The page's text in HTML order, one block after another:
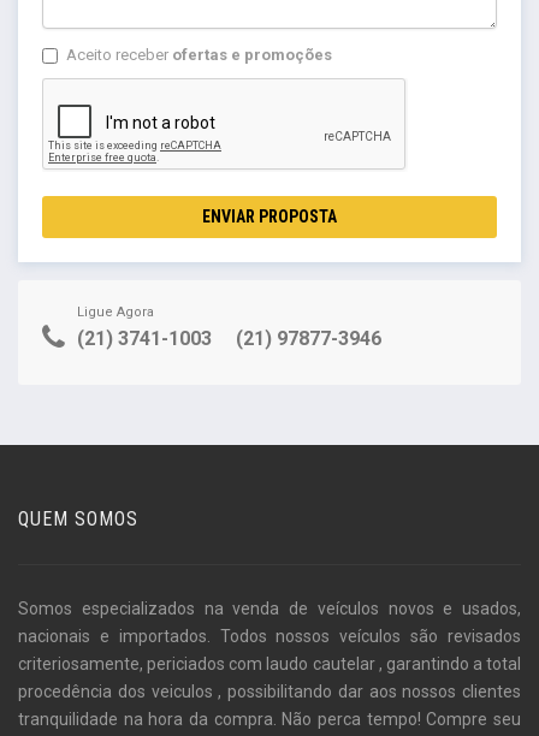
Aceito receber ofertas e promoções
ENVIAR PROPOSTA
Ligue Agora
(21) 3741-1003 (21) 97877-3946
QUEM SOMOS
Somos especializados na venda de veículos novos e usados,
nacionais e importados. Todos nossos veículos são revisados
criteriosamente, periciados com laudo cautelar , garantindo a total
procedência dos veiculos , possibilitando dar aos nossos clientes
tranquilidade na hora da compra. Não perca tempo! Compre seu